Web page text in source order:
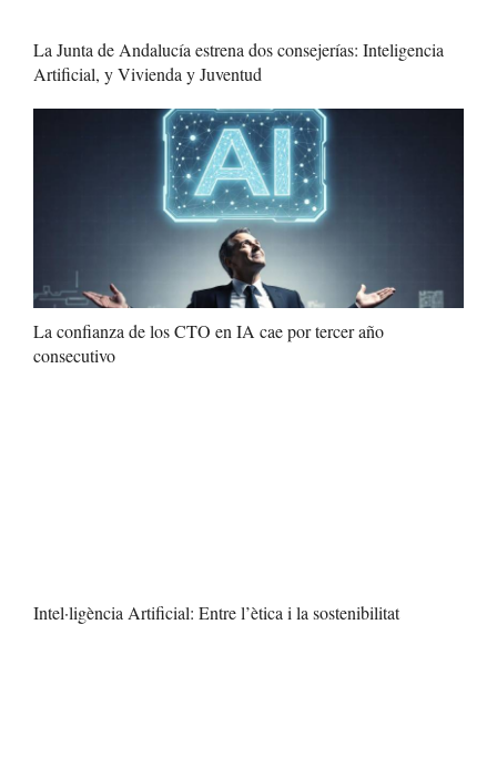
La Junta de Andalucía estrena dos consejerías: Inteligencia
Artificial, y Vivienda y Juventud
La confianza de los CTO en IA cae por tercer año
consecutivo
Intel·ligència Artificial: Entre l’ètica i la sostenibilitat